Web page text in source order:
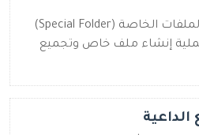
تسهل إضافة الملفات الخاصة (Special Folder)
إنشاء ملف خاص وتجميع
الداعية